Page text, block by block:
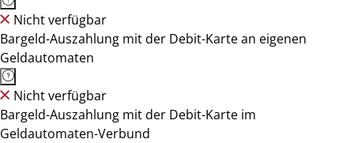
Nicht verfügbar
Bargeld-Auszahlung mit der Debit-Karte an eigenen
Geldautomaten
Nicht verfügbar
Bargeld-Auszahlung mit der Debit-Karte im
Geldautomaten-Verbund